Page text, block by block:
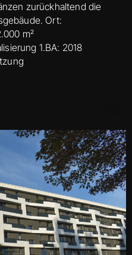
zurückhaltend die
Ort:
m²
1.BA: 2018